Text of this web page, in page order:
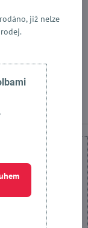
soukromí
již nelze